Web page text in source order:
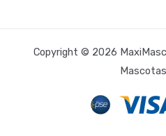
Copyright © 2026